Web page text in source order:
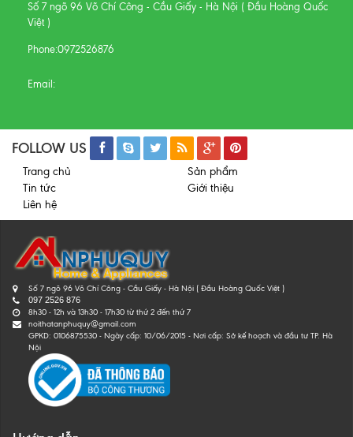
Số 7 ngõ 96 Võ Chí Công - Cầu Giấy - Hà Nội ( Đầu Hoàng Quốc
Việt )
Phone:0972526876
Email:
FOLLOW US
Trang chủ
Sản phẩm
Tin tức
Giới thiệu
Liên hệ
Số 7 ngõ 96 Võ Chí Công - Cầu Giấy - Hà Nội ( Đầu Hoàng Quốc Việt )
097 2526 876
8h30 - 12h và 13h30 - 17h30 từ thứ 2 đến thứ 7
noithatanphuquy@gmail.com
GPKD: 0106875530 - Ngày cấp: 10/06/2015 - Nơi cấp: Sở kế hoạch và đầu tư TP. Hà
Nội